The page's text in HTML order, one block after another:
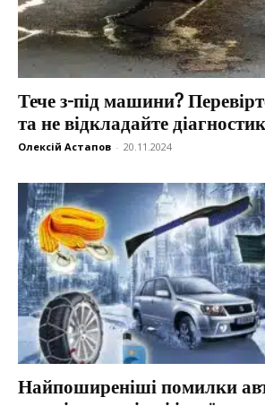
Тече з-під машини?
та не відкладайте
Олексій Астапов - 20.11.2024
Найпоширеніші помилки